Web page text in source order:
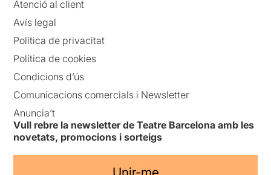
Atenció al client
Avís legal
Política de privacitat
Política de cookies
Condicions d’ús
Comunicacions comercials i Newsletter
Anuncia’t
Vull rebre la newsletter de Teatre Barcelona amb les
novetats, promocions i sorteigs